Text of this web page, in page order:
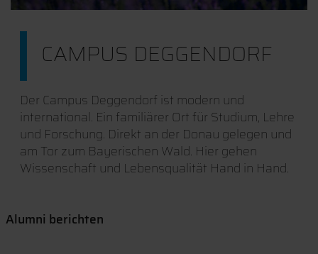
CAMPUS DEGGENDORF
Der Campus Deggendorf ist modern und
international. Ein familiärer Ort für Studium, Lehre
und Forschung. Direkt an der Donau gelegen und
am Tor zum Bayerischen Wald. Hier gehen
Wissenschaft und Lebensqualität Hand in Hand.
Alumni berichten